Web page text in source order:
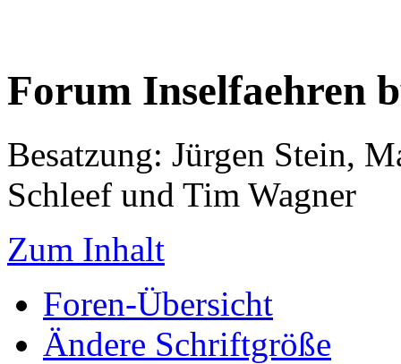
Forum Inselfaehren
Besatzung: Jürgen Stein,
Schleef und Tim Wagner
Zum Inhalt
Foren-Übersicht
Ändere Schriftgröße